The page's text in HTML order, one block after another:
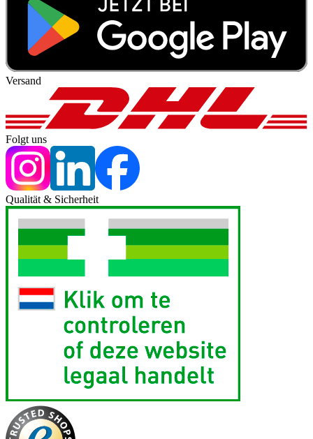
Versand
Folgt uns
Qualität & Sicherheit